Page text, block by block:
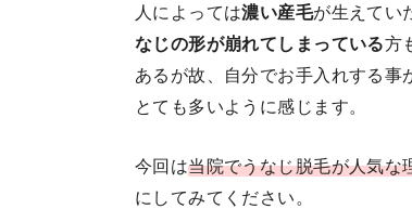
人によっては濃い産毛が生えてい
なじの形が崩れてしまっている方
あるが故、自分でお手入れする事
とても多いように感じます。
今回は当院でうなじ脱毛が人気な
にしてみてください。